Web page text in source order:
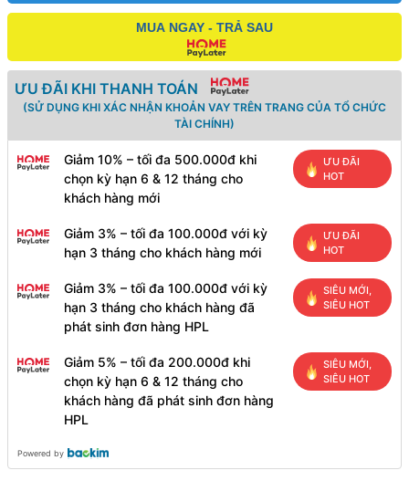
MUA NGAY - TRẢ SAU
ƯU ĐÃI KHI THANH TOÁN
(SỬ DỤNG KHI XÁC NHẬN KHOẢN VAY TRÊN TRANG CỦA TỔ CHỨC
TÀI CHÍNH)
Giảm 10% – tối đa 500.000đ khi
chọn kỳ hạn 6 & 12 tháng cho
khách hàng mới
ƯU ĐÃI
HOT
Giảm 3% – tối đa 100.000đ với kỳ
hạn 3 tháng cho khách hàng mới
ƯU ĐÃI
HOT
Giảm 3% – tối đa 100.000đ với kỳ
hạn 3 tháng cho khách hàng đã
phát sinh đơn hàng HPL
SIÊU MỚI,
SIÊU HOT
Giảm 5% – tối đa 200.000đ khi
chọn kỳ hạn 6 & 12 tháng cho
khách hàng đã phát sinh đơn hàng
HPL
SIÊU MỚI,
SIÊU HOT
Powered by